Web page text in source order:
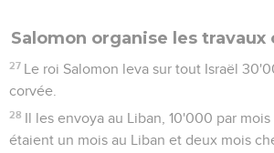
Salomon organise les
27 Le roi Salomon leva sur tout Israël
corvée.
28 Il les envoya au Liban, 10'000 par
étaient un mois au Liban et deux mois